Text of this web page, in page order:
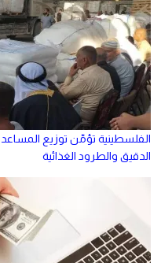
الفلسطينية تؤمّن توزيع
الدقيق والطرود الغذائية